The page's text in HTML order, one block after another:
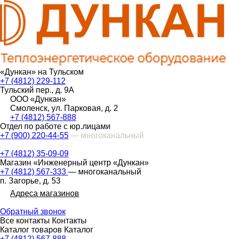
«Дункан» на Тульском
+7 (4812) 229-112
Тульский пер., д. 9А
ООО «Дункан»
Смоленск, ул. Парковая, д. 2
+7 (4812) 567-888
Отдел по работе с юр.лицами
+7 (900) 220-44-55 — многоканальный
+7 (4812) 35-09-09
Магазин «Инженерный центр «Дункан»
+7 (4812) 567-333 — многоканальный
п. Загорье, д. 53
Адреса магазинов
Обратный звонок
Все контакты Контакты
Каталог товаров Каталог